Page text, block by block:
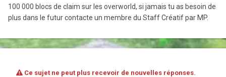
100 000 blocs de claim sur les overworld, si jamais tu as besoin de
plus dans le futur contacte un membre du Staff Créatif par MP.
Ce sujet ne peut plus recevoir de nouvelles réponses.